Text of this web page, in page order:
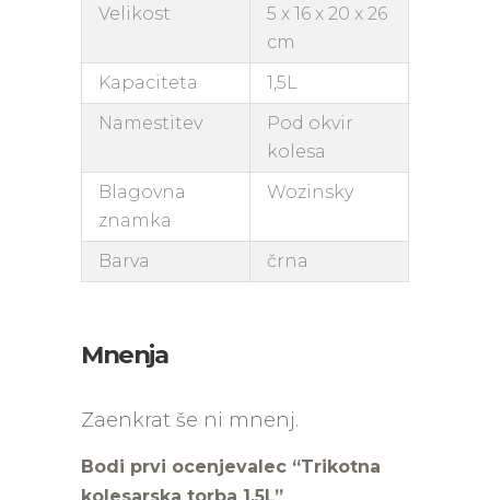
Velikost
5 x 16 x 20 x 26
cm
Kapaciteta
1,5L
Namestitev
Pod okvir
kolesa
Blagovna
znamka
Wozinsky
Barva črna
Mnenja
Zaenkrat še ni mnenj.
Bodi prvi ocenjevalec “Trikotna